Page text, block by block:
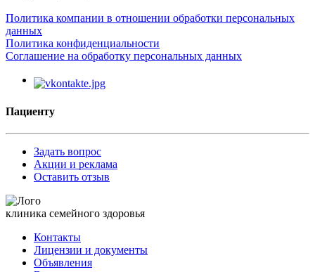
Политика компании в отношении обработки персональных
данных
Политика конфиденциальности
Соглашение на обработку персональных данных
Пациенту
Задать вопрос
Акции и реклама
Оставить отзыв
клиника семейного здоровья
Контакты
Лицензии и документы
Объявления